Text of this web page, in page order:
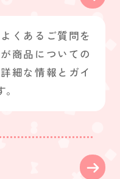
くあるご質問を
商品についての
細な情報とガイ